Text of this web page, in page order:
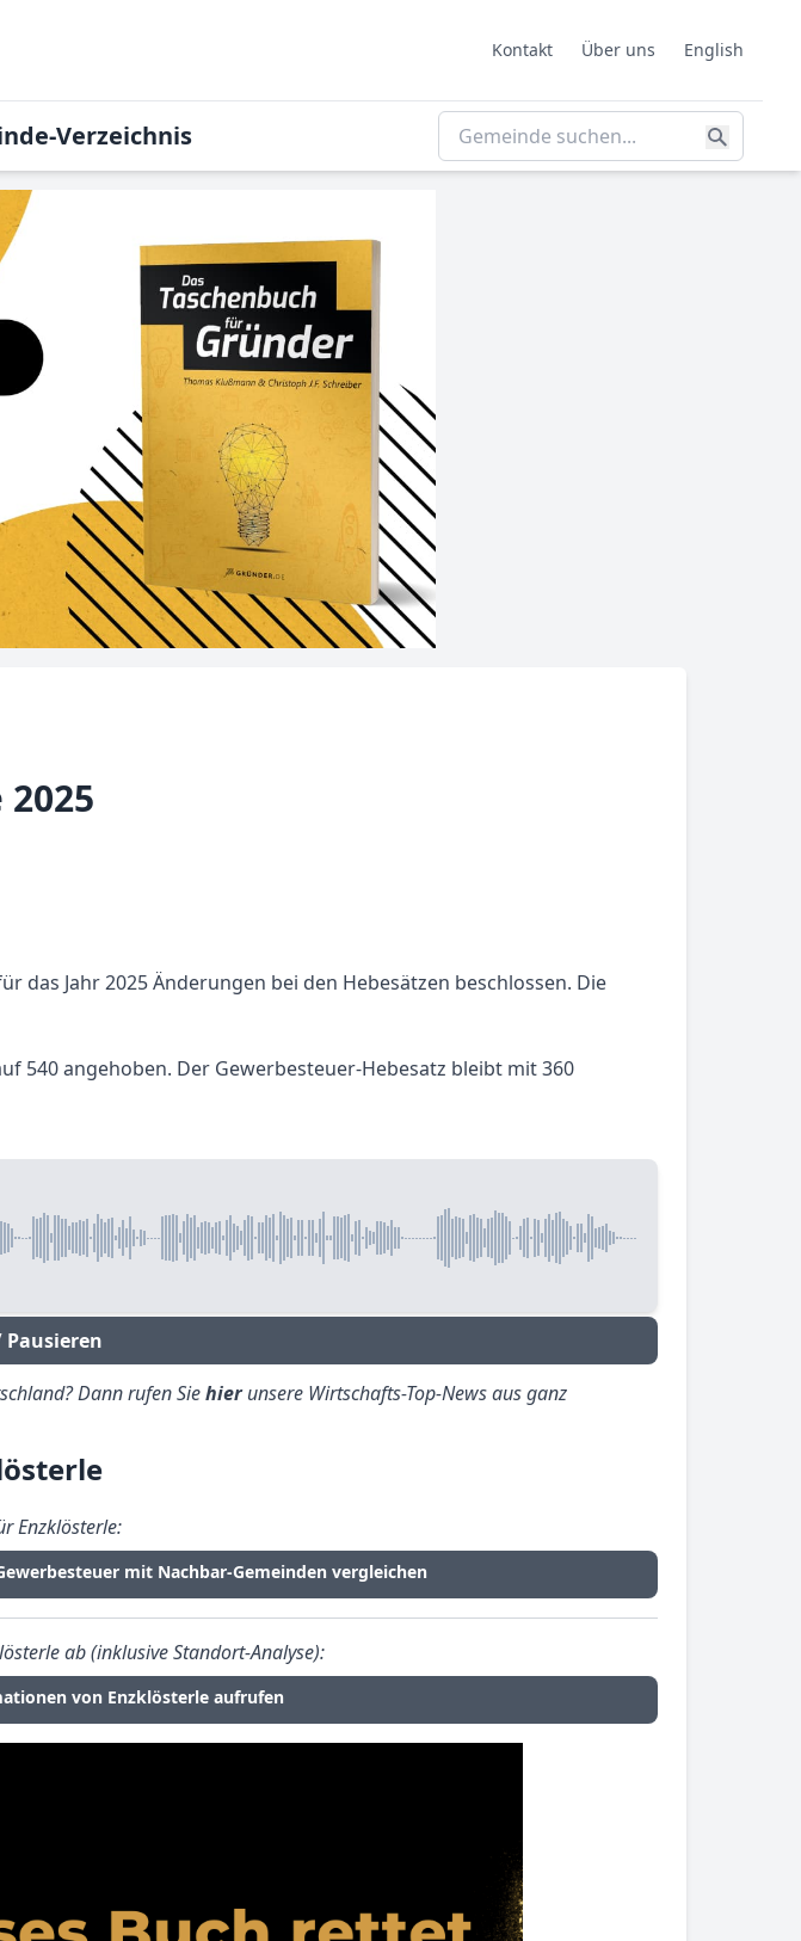
Kontakt Über uns English
Verzeichnis
das Jahr 2025 Änderungen bei den Hebesätzen beschlossen. Die
540 angehoben. Der Gewerbesteuer-Hebesatz bleibt mit 360
Pausieren
Dann rufen Siehierunsere Wirtschafts-Top-News aus ganz
Enzklösterle:
mit Nachbar-Gemeinden vergleichen
ab (inklusive Standort-Analyse):
von Enzklösterle aufrufen